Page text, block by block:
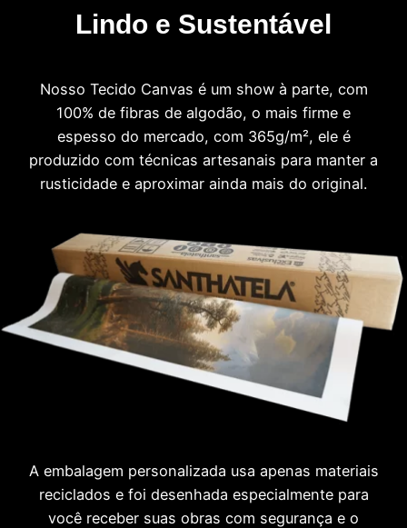
Lindo e Sustentável
Nosso Tecido Canvas é um show à parte, com
100% de fibras de algodão, o mais firme e
espesso do mercado, com 365g/m², ele é
produzido com técnicas artesanais para manter a
rusticidade e aproximar ainda mais do original.
A embalagem personalizada usa apenas materiais
reciclados e foi desenhada especialmente para
você receber suas obras com segurança e o